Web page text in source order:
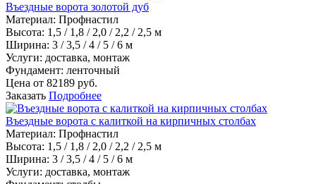
Въездные ворота золотой дуб
Материал: Профнастил
Высота: 1,5 / 1,8 / 2,0 / 2,2 / 2,5 м
Ширина: 3 / 3,5 / 4 / 5 / 6 м
Услуги: доставка, монтаж
Фундамент: ленточный
Цена от 82189 руб.
Заказать Подробнее
Въездные ворота с калиткой на кирпичных столбах
Материал: Профнастил
Высота: 1,5 / 1,8 / 2,0 / 2,2 / 2,5 м
Ширина: 3 / 3,5 / 4 / 5 / 6 м
Услуги: доставка, монтаж